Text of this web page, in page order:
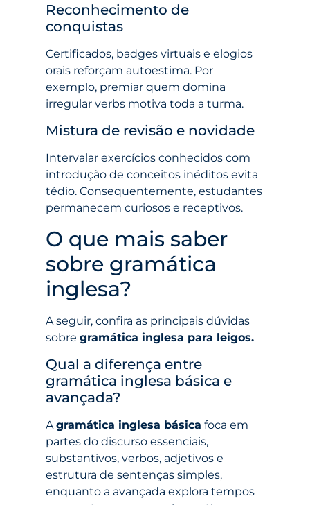
Reconhecimento de
conquistas
Certificados, badges virtuais e elogios
orais reforçam autoestima. Por
exemplo, premiar quem domina
irregular verbs motiva toda a turma.
Mistura de revisão e novidade
Intervalar exercícios conhecidos com
introdução de conceitos inéditos evita
tédio. Consequentemente, estudantes
permanecem curiosos e receptivos.
O que mais saber
sobre gramática
inglesa?
A seguir, confira as principais dúvidas
sobre gramática inglesa para leigos.
Qual a diferença entre
gramática inglesa básica e
avançada?
Agramática inglesa básica foca em
partes do discurso essenciais,
substantivos, verbos, adjetivos e
estrutura de sentenças simples,
enquanto a avançada explora tempos